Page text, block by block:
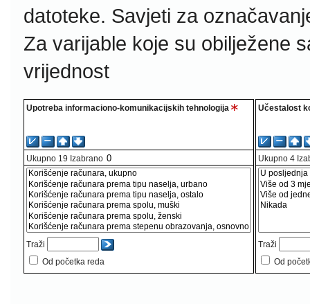
datoteke. Savjeti za
Za varijable koje su obilježene
vrijednost
Upotreba informaciono-komunikacijskih tehnologija
Ukupno 19 Izabrano
Traži
Od početka reda
Učestalost
Ukupno 4
Traži
Od